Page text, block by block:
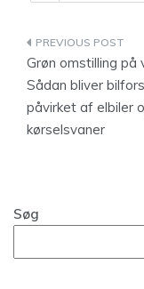
Grøn omstilling på
Sådan bliver
påvirket af elbiler
kørselsvaner
Søg